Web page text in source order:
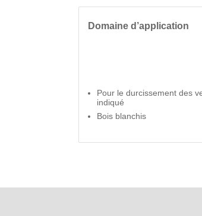
Domaine d’application
Pour le durcissement des
indiqué
Bois blanchis